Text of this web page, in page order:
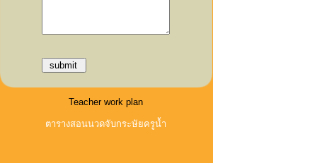
Teacher work plan
ตารางสอนนวดจับกระษัยครูน้ำ